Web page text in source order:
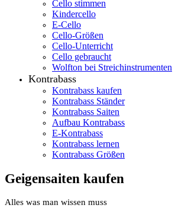
Cello stimmen
Kindercello
E-Cello
Cello-Größen
Cello-Unterricht
Cello gebraucht
Wolfton bei Streichinstrumenten
Kontrabass
Kontrabass kaufen
Kontrabass Ständer
Kontrabass Saiten
Aufbau Kontrabass
E-Kontrabass
Kontrabass lernen
Kontrabass Größen
Geigensaiten kaufen
Alles was man wissen muss